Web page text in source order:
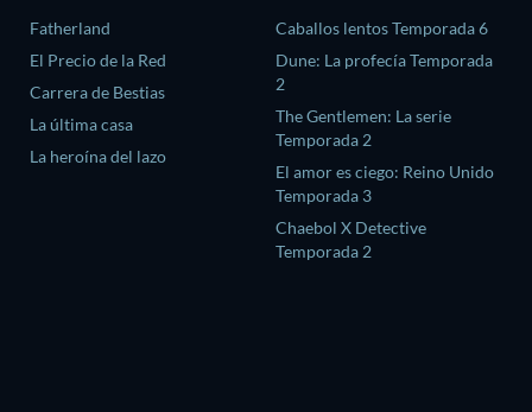
Fatherland
El Precio de la Red
Carrera de Bestias
La última casa
La heroína del lazo
Caballos lentos Temporada 6
Dune: La profecía Temporada
2
The Gentlemen: La serie
Temporada 2
El amor es ciego: Reino Unido
Temporada 3
Chaebol X Detective
Temporada 2